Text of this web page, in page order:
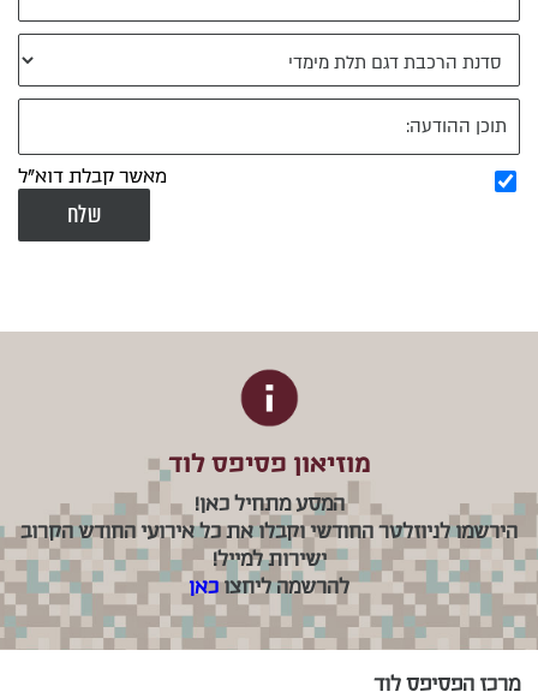
מאשר קבלת דוא"ל
מוזיאון פסיפס לוד
המסע מתחיל כאן!
הירשמו לניוזלטר החודשי וקבלו את כל אירועי החודש הקרוב
ישירות למייל!
להרשמה ליחצוכאן
מרכז הפסיפס לוד